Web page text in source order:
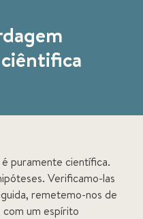
puramente científica.
Verificamo-las
remetemo-nos de
um espírito